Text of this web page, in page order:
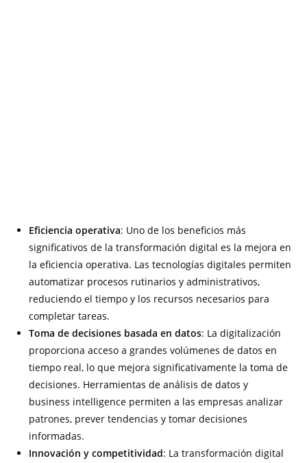
Eficiencia operativa: Uno de los beneficios más
significativos de la transformación digital es la mejora en
la eficiencia operativa. Las tecnologías digitales permiten
automatizar procesos rutinarios y administrativos,
reduciendo el tiempo y los recursos necesarios para
completar tareas.
Toma de decisiones basada en datos: La digitalización
proporciona acceso a grandes volúmenes de datos en
tiempo real, lo que mejora significativamente la toma de
decisiones. Herramientas de análisis de datos y
business intelligence permiten a las empresas analizar
patrones, prever tendencias y tomar decisiones
informadas.
Innovación y competitividad: La transformación digital